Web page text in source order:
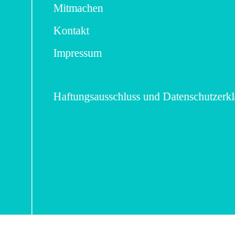
Mitmachen
Kontakt
Impressum
Haftungsausschluss und